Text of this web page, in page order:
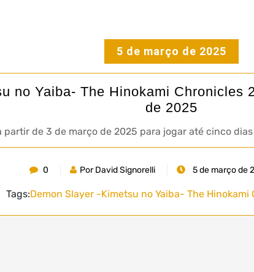
5 de março de 2025
no Yaiba- The Hinokami Chronicles
de 2025
partir de 3 de março de 2025 para jogar até cinco
0 Por David Signorelli 5 de março de
Tags:Demon Slayer -Kimetsu no Yaiba- The Hinokami